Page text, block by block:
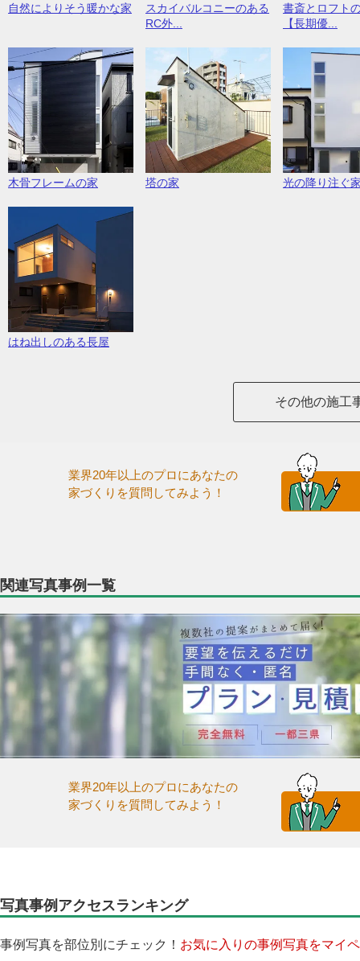
自然によりそう暖かな家
スカイバルコニーのある
RC外...
書斎とロフト
【長期優...
木骨フレームの家 塔の家 光の降り注ぐ
はね出しのある長屋
その他の施工
業界20年以上のプロにあなたの
家づくりを質問してみよう！
関連写真事例一覧
業界20年以上のプロにあなたの
家づくりを質問してみよう！
写真事例アクセスランキング
事例写真を部位別にチェック！ お気に入りの事例写真をマイ